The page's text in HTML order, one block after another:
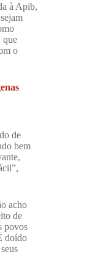
à Apib,
que
o
de
bem
acho
de
povos
doído